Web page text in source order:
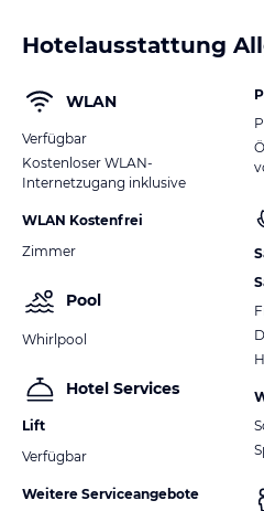
Hotelausstattung
WLAN
Verfügbar
Kostenloser WLAN-
Internetzugang inklusive
WLAN Kostenfrei
Zimmer
Pool
Whirlpool
Hotel Services
Lift
Verfügbar
Weitere Serviceangebote